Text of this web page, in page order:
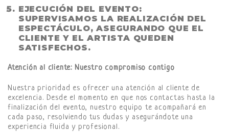
EJECUCIÓN DEL EVENTO:
SUPERVISAMOS LA REALIZACIÓN DEL
ESPECTÁCULO, ASEGURANDO QUE EL
CLIENTE Y EL ARTISTA QUEDEN
SATISFECHOS.
Atención al cliente: Nuestro compromiso contigo
Nuestra prioridad es ofrecer una atención al cliente de
excelencia. Desde el momento en que nos contactas hasta la
finalización del evento, nuestro equipo te acompañará en
cada paso, resolviendo tus dudas y asegurándote una
experiencia fluida y profesional.